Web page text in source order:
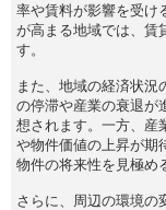
率や賃料が影響を受け
が高まる地域では、賃
す。
また、地域の経済状況
の停滞や産業の衰退が
想されます。一方、産
や物件価値の上昇が期
物件の将来性を見極め
さらに、周辺の環境の